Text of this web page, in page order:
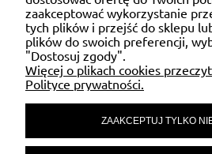
MOJE KONTO
POMOC
MATERIAŁY
zaakceptować wykorzystanie
tych plików i przejść do sklepu
plików do swoich preferencji,
"Dostosuj zgody".
Więcej o plikach cookies
Polityce prywatności.
ZAAKCEPTUJ TYLKO